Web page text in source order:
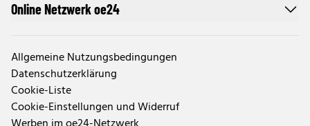
Online Netzwerk oe24
Allgemeine Nutzungsbedingungen
Datenschutzerklärung
Cookie-Liste
Cookie-Einstellungen und Widerruf